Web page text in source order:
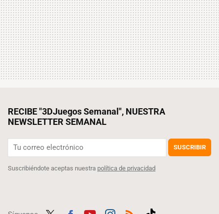
RECIBE "3DJuegos Semanal", NUESTRA
NEWSLETTER SEMANAL
SUSCRIBIR
Suscribiéndote aceptas nuestra política de privacidad